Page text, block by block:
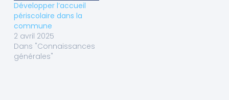
Développer l’accueil
périscolaire dans la
commune
2 avril 2025
Dans "Connaissances
générales"